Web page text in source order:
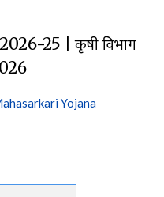
2026-25 | कृषी विभाग
Yojana